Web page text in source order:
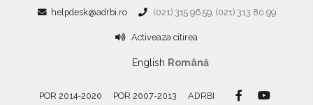
helpdesk@adrbi.ro (021) 315.96.59, (021) 313.80.99
Activeaza citirea
English Română
POR 2014-2020 POR 2007-2013 ADRBI